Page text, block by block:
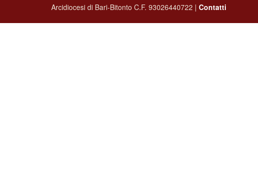
Arcidiocesi di Bari-Bitonto C.F. 93026440722 | Contatti